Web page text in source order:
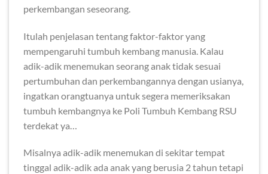
perkembangan seseorang.
Itulah penjelasan tentang faktor-faktor yang
mempengaruhi tumbuh kembang manusia. Kalau
adik-adik menemukan seorang anak tidak sesuai
pertumbuhan dan perkembangannya dengan usianya,
ingatkan orangtuanya untuk segera memeriksakan
tumbuh kembangnya ke Poli Tumbuh Kembang RSU
terdekat ya…
Misalnya adik-adik menemukan di sekitar tempat
tinggal adik-adik ada anak yang berusia 2 tahun tetapi